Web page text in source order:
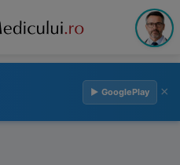
▶ GooglePlay ×